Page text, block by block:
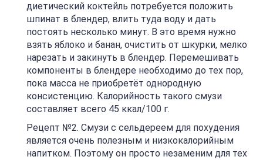
диетический коктейль потребуется положить
шпинат в блендер, влить туда воду и дать
постоять несколько минут. В это время нужно
взять яблоко и банан, очистить от шкурки, мелко
нарезать и закинуть в блендер. Перемешивать
компоненты в блендере необходимо до тех пор,
пока масса не приобретёт однородную
консистенцию. Калорийность такого смузи
составляет всего 45 ккал/100 г.
Рецепт №2. Смузи с сельдереем для похудения
является очень полезным и низкокалорийным
напитком. Поэтому он просто незаменим для тех